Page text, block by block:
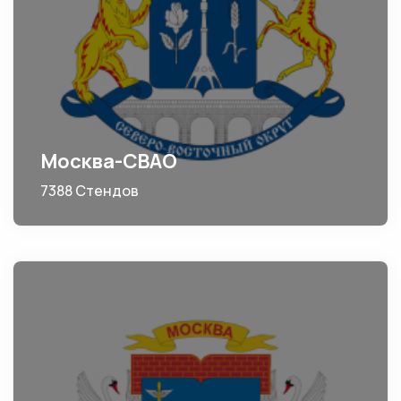
Москва-СВАО
7388 Стендов